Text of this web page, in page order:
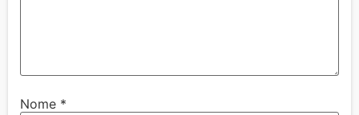
Nome *